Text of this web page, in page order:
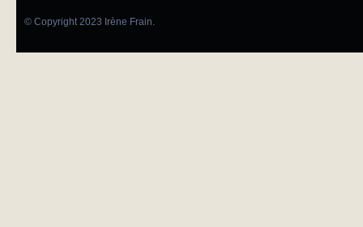
© Copyright 2023 Irène Frain.